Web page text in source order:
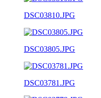
DSC03810.JPG
DSC03805.JPG
DSC03781.JPG